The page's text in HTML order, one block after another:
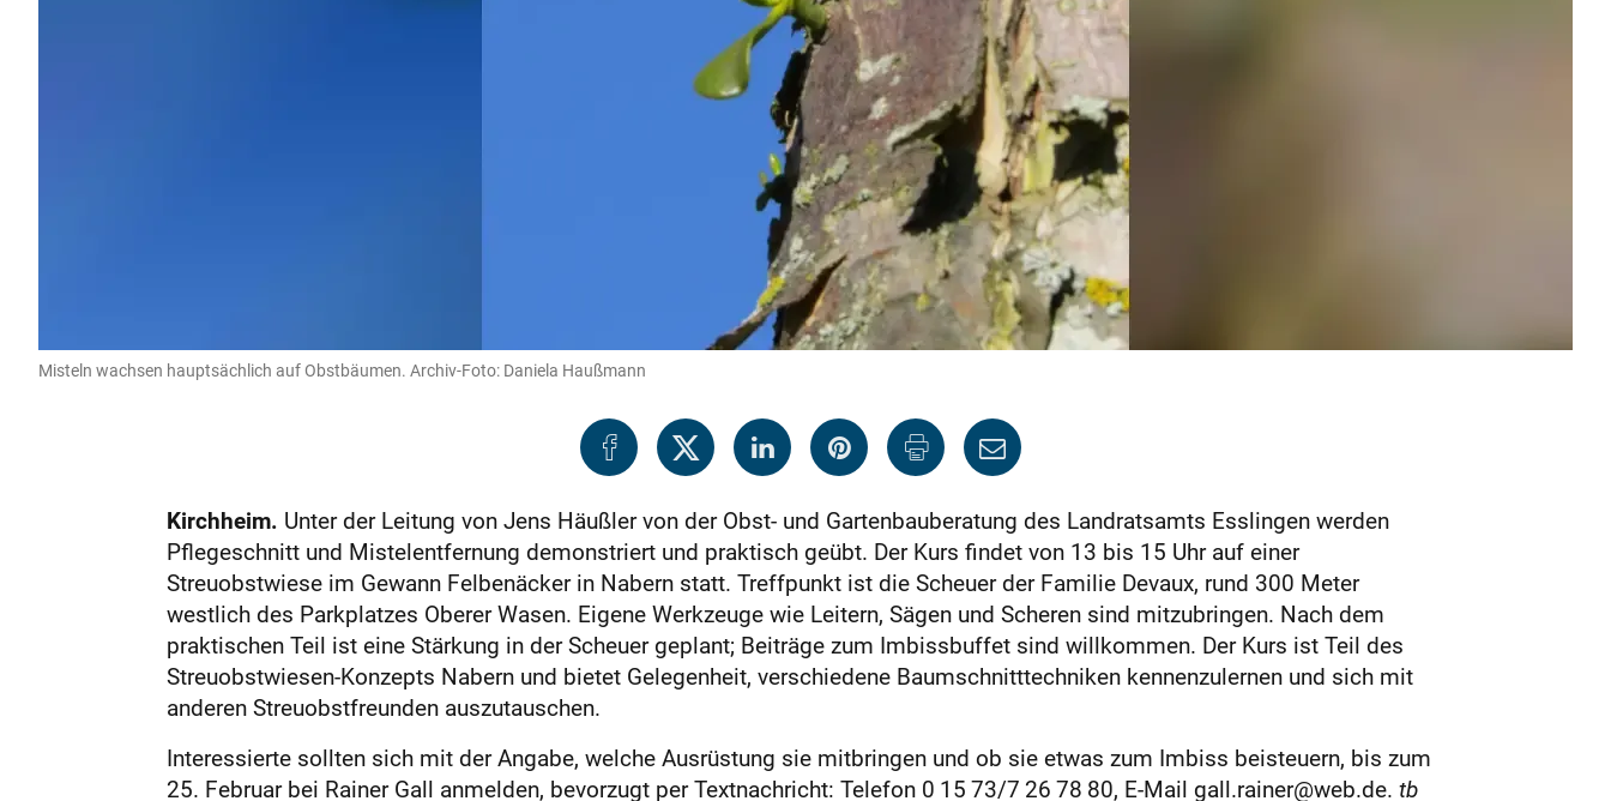
Misteln wachsen hauptsächlich auf Obstbäumen. Archiv-Foto: Daniela Haußmann
Kirchheim. Unter der Leitung von Jens Häußler von der Obst- und ­Gartenbauberatung des Landratsamts Esslingen werden
Pflegeschnitt und Mistelentfernung demonstriert und praktisch geübt. Der Kurs findet von 13 bis 15 Uhr auf einer
Streuobstwiese im Gewann Felbenäcker in Nabern statt. Treffpunkt ist die Scheuer der Familie Devaux, rund 300 Meter
westlich des Parkplatzes Oberer Wasen. Eigene Werkzeuge wie Leitern, Sägen und Scheren sind mitzubringen. Nach dem
praktischen Teil ist eine Stärkung in der Scheuer geplant; Beiträge zum Imbissbuffet sind willkommen. Der Kurs ist Teil des
Streuobstwiesen-Konzepts Nabern und bietet Gelegenheit, verschiedene Baumschnitttechniken kennenzulernen und sich mit
anderen Streuobstfreunden auszutauschen.
Interessierte sollten sich mit der Angabe, welche Ausrüstung sie mitbringen und ob sie etwas zum Imbiss beisteuern, bis zum
25. Februar bei Rainer Gall anmelden, bevorzugt per Textnachricht: Telefon 0 15 73/7 26 78 80, ­E-Mail gall.rainer@web.de. tb